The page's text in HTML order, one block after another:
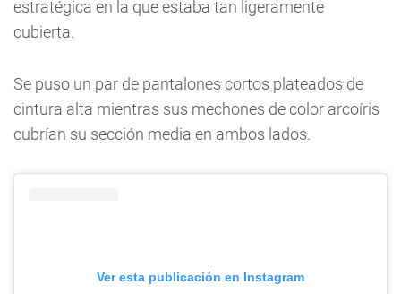
estratégica en la que estaba tan ligeramente
cubierta.
Se puso un par de pantalones cortos plateados de
cintura alta mientras sus mechones de color arcoíris
cubrían su sección media en ambos lados.
Ver esta publicación en Instagram